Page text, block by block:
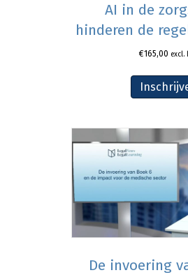
AI in de
hinderen de
€165,00 excl.
De invoering